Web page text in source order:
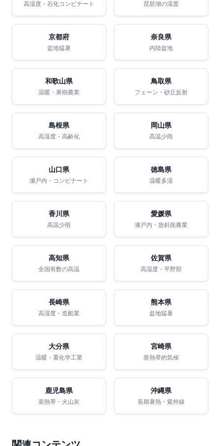
高湿度・石化コンビナート 琵琶湖の湿度
京都府
盆地猛暑
奈良県
内陸盆地
和歌山県
温暖・果樹農業
鳥取県
フェーン・砂丘反射
島根県
高湿度・高齢化
岡山県
高温少雨
山口県
瀬戸内・コンビナート
徳島県
温暖多湿
香川県
高温少雨
愛媛県
瀬戸内・急斜面農業
高知県
全国有数の高温
佐賀県
高湿度・平野部
長崎県
高湿度・造船業
熊本県
盆地猛暑
大分県
温暖・重化学工業
宮崎県
亜熱帯的気候
鹿児島県
亜熱帯・火山灰
沖縄県
長期暑熱・紫外線